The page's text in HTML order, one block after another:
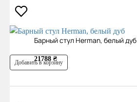
Барный стул Herman, белый дуб
21788 ₴
Добавить в корзину